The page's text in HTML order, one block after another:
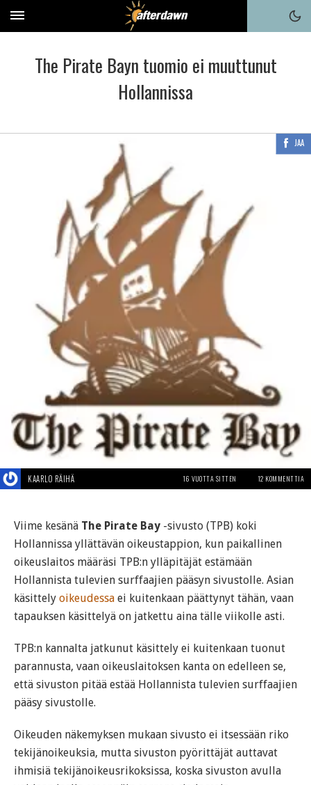
The Pirate Bayn tuomio ei muuttunut
Hollannissa
JAA
KAARLO RÄIHÄ 16 VUOTTA SITTEN 12 KOMMENTTIA
Viime kesänä The Pirate Bay -sivusto (TPB) koki
Hollannissa yllättävän oikeustappion, kun paikallinen
oikeuslaitos määräsi TPB:n ylläpitäjät estämään
Hollannista tulevien surffaajien pääsyn sivustolle. Asian
käsittely oikeudessa ei kuitenkaan päättynyt tähän, vaan
tapauksen käsittelyä on jatkettu aina tälle viikolle asti.
TPB:n kannalta jatkunut käsittely ei kuitenkaan tuonut
parannusta, vaan oikeuslaitoksen kanta on edelleen se,
että sivuston pitää estää Hollannista tulevien surffaajien
pääsy sivustolle.
Oikeuden näkemyksen mukaan sivusto ei itsessään riko
tekijänoikeuksia, mutta sivuston pyörittäjät auttavat
ihmisiä tekijänoikeusrikoksissa, koska sivuston avulla